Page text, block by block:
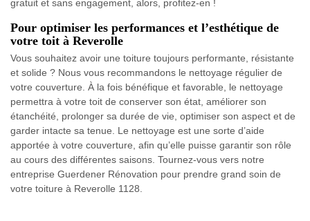
gratuit et sans engagement, alors, profitez-en !
Pour optimiser les performances et l’esthétique de
votre toit à Reverolle
Vous souhaitez avoir une toiture toujours performante, résistante
et solide ? Nous vous recommandons le nettoyage régulier de
votre couverture. À la fois bénéfique et favorable, le nettoyage
permettra à votre toit de conserver son état, améliorer son
étanchéité, prolonger sa durée de vie, optimiser son aspect et de
garder intacte sa tenue. Le nettoyage est une sorte d’aide
apportée à votre couverture, afin qu’elle puisse garantir son rôle
au cours des différentes saisons. Tournez-vous vers notre
entreprise Guerdener Rénovation pour prendre grand soin de
votre toiture à Reverolle 1128.